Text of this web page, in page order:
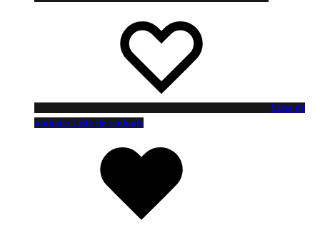
Liste de
souhaits Liste de souhaits